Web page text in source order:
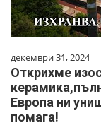
декември 31, 2024
Открихме
Европа ни
помага!